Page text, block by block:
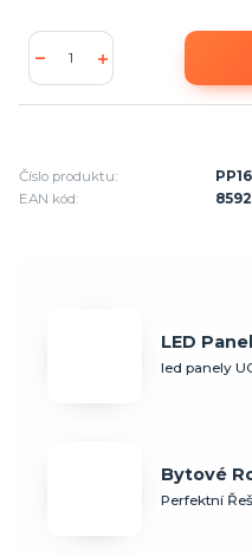
Číslo produktu:
PP16
EAN kód:
LED
led panely
Bytové
Perfektní